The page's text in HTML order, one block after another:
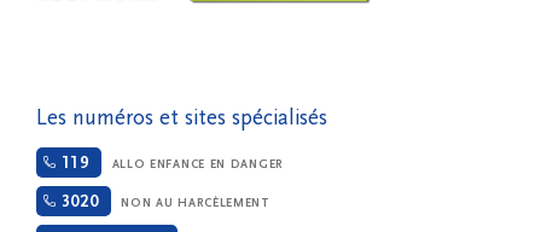
Les numéros et sites spécialisés
119 ALLO ENFANCE EN DANGER
3020 NON AU HARCÈLEMENT